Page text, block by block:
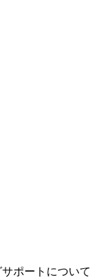
ポートについて